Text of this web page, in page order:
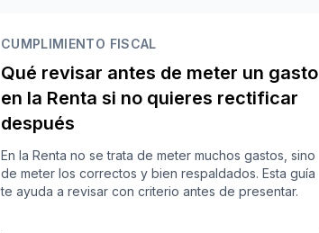
CUMPLIMIENTO FISCAL
Qué revisar antes de meter un gasto
en la Renta si no quieres rectificar
después
En la Renta no se trata de meter muchos gastos, sino
de meter los correctos y bien respaldados. Esta guía
te ayuda a revisar con criterio antes de presentar.